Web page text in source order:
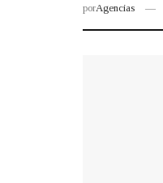
porAgencias